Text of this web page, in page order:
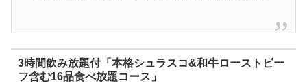
3時間飲み放題付「本格シュラスコ&和牛ローストビー
フ含む16品食べ放題コース」